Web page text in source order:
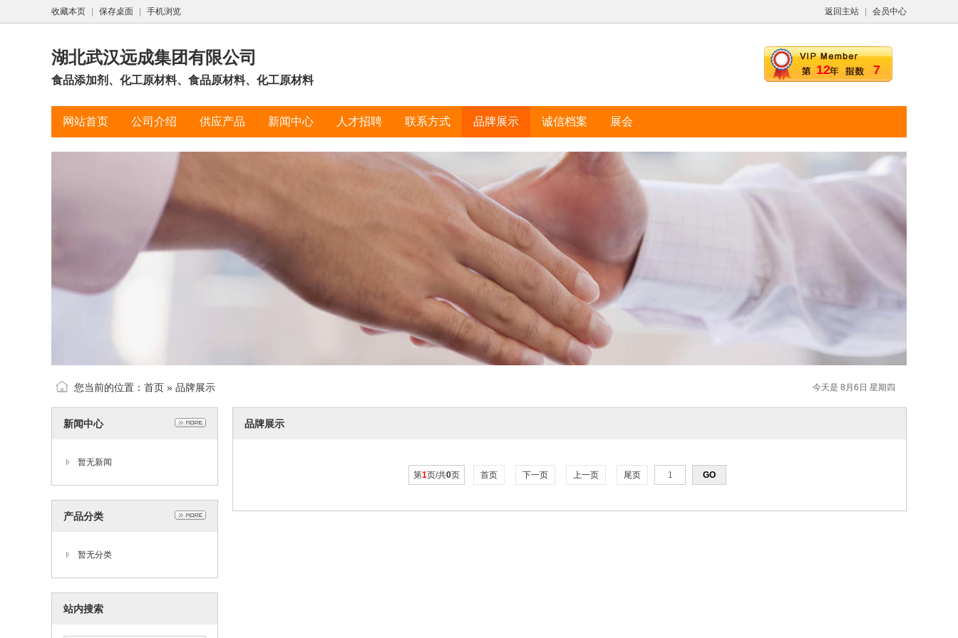
返回主站 会员中心
收藏本页 保存桌面 手机浏览
12 7
湖北武汉远成集团有限公司
食品添加剂、化工原材料、食品原材料、化工原材料
网站首页 公司介绍 供应产品 新闻中心 人才招聘 联系方式 品牌展示 诚信档案 展会
今天是 8月6日 星期四
您当前的位置： 首页 » 品牌展示
新闻中心
暂无新闻
产品分类
暂无分类
站内搜索
品牌展示
第1页/共0页 首页 下一页 上一页 尾页